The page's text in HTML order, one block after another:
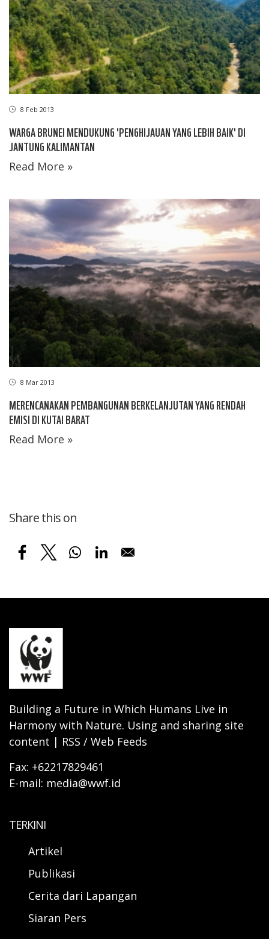
8 Feb 2013
WARGA BRUNEI MENDUKUNG 'PENGHIJAUAN YANG LEBIH BAIK' DI
JANTUNG KALIMANTAN
Read More »
8 Mar 2013
MERENCANAKAN PEMBANGUNAN BERKELANJUTAN YANG RENDAH
EMISI DI KUTAI BARAT
Read More »
Share this on
Building a Future in Which Humans Live in
Harmony with Nature. Using and sharing site
content | RSS / Web Feeds
Fax: +62217829461
E-mail: media@wwf.id
TERKINI
Artikel
Publikasi
Cerita dari Lapangan
Siaran Pers